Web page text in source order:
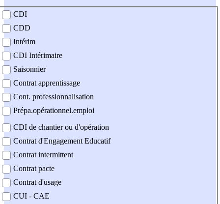
contrat
CDI
CDD
Intérim
CDI Intérimaire
Saisonnier
Contrat apprentissage
Cont. professionnalisation
Prépa.opérationnel.emploi
CDI de chantier ou d'opération
Contrat d'Engagement Educatif
Contrat intermittent
Contrat pacte
Contrat d'usage
CUI - CAE